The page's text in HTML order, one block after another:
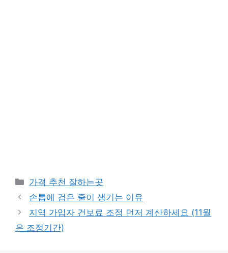
카
테
리
가격 추천 잘하는곳
손톱에 검은 줄이 생기는 이유
지역 가입자 건보료 조정 먼저 계산하세요 (11월
은 조정기간)